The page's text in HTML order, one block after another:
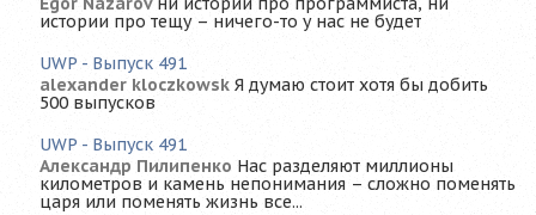
истории про тещу – ничего-то у нас не будет
UWP - Выпуск 491
alexander kloczkowsk Я думаю стоит хотя бы добить
500 выпусков
UWP - Выпуск 491
Александр Пилипенко Нас разделяют миллионы
километров и камень непонимания – сложно поменять
царя или поменять жизнь все...